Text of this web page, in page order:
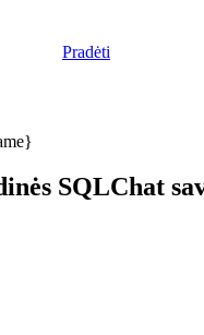
Pradėti
SQLChat